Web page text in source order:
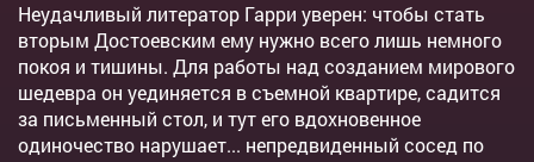
Неудачливый литератор Гарри уверен: чтобы стать
вторым Достоевским ему нужно всего лишь немного
покоя и тишины. Для работы над созданием мирового
шедевра он уединяется в съемной квартире, садится
за письменный стол, и тут его вдохновенное
одиночество нарушает... непредвиденный сосед по